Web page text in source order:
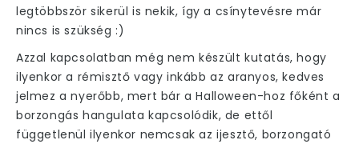
legtöbbször sikerül is nekik, így a csínytevésre már
nincs is szükség :)
Azzal kapcsolatban még nem készült kutatás, hogy
ilyenkor a rémisztő vagy inkább az aranyos, kedves
jelmez a nyerőbb, mert bár a Halloween-hoz főként a
borzongás hangulata kapcsolódik, de ettől
függetlenül ilyenkor nemcsak az ijesztő, borzongató